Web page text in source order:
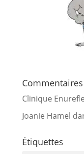
Commentaires
Clinique
Joanie Hamel
Étiquettes